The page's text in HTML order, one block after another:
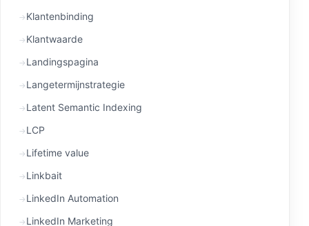
Klantenbinding
Klantwaarde
Landingspagina
Langetermijnstrategie
Latent Semantic Indexing
LCP
Lifetime value
Linkbait
LinkedIn Automation
LinkedIn Marketing